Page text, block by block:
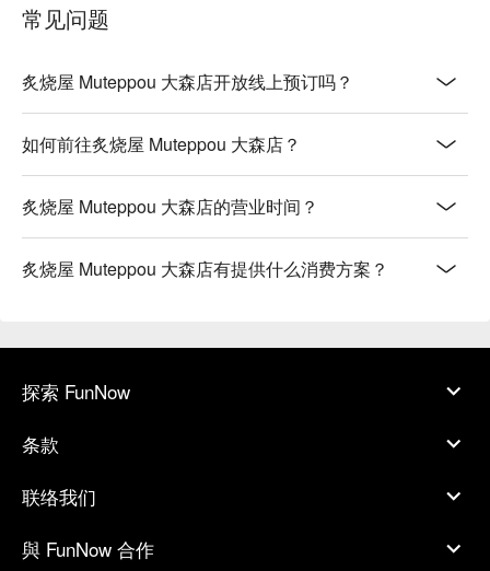
常见问题
炙烧屋 Muteppou 大森店开放线上预订吗？
如何前往炙烧屋 Muteppou 大森店？
炙烧屋 Muteppou 大森店的营业时间？
炙烧屋 Muteppou 大森店有提供什么消费方案？
探索 FunNow
条款
联络我们
與 FunNow 合作